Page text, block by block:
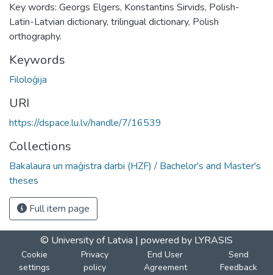
Key words: Georgs Elgers, Konstantins Sirvids, Polish-
Latin-Latvian dictionary, trilingual dictionary, Polish
orthography.
Keywords
Filoloģija
URI
https://dspace.lu.lv/handle/7/16539
Collections
Bakalaura un maģistra darbi (HZF) / Bachelor's and Master's
theses
Full item page
© University of Latvia | powered by LYRASIS
Cookie
settings
Privacy
policy
End User
Agreement
Send
Feedback